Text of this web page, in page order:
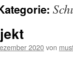
2020von